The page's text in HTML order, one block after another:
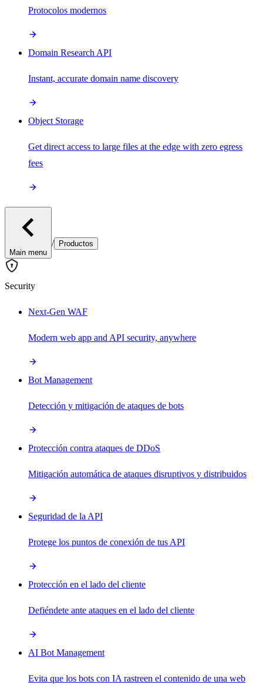
Protocolos modernos
Domain Research API
Instant, accurate domain name discovery
Object Storage
Get direct access to large files at the edge with zero egress
fees
Main menu
/ Productos
Security
Next-Gen WAF
Modern web app and API security, anywhere
Bot Management
Detección y mitigación de ataques de bots
Protección contra ataques de DDoS
Mitigación automática de ataques disruptivos y distribuidos
Seguridad de la API
Protege los puntos de conexión de tus API
Protección en el lado del cliente
Defiéndete ante ataques en el lado del cliente
AI Bot Management
Evita que los bots con IA rastreen el contenido de una web